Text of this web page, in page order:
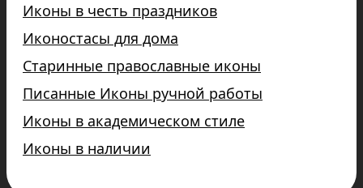
Иконы в честь праздников
Иконостасы для дома
Старинные православные иконы
Писанные Иконы ручной работы
Иконы в академическом стиле
Иконы в наличии